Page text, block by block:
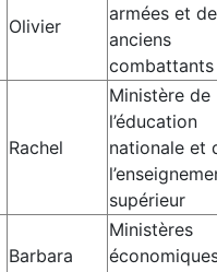
Olivier
armées et
anciens
combattants
Rachel
Ministère de
l’éducation
nationale et
supérieur
Barbara
Ministères